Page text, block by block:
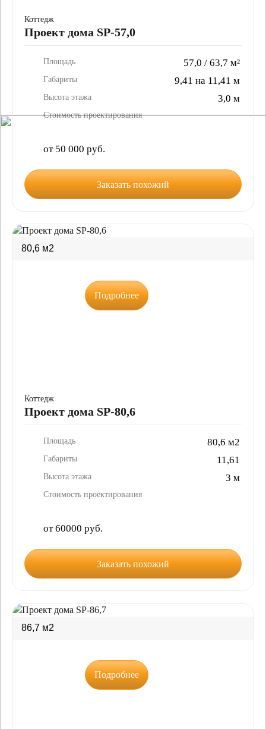
Коттедж
Проект дома SP-57,0
Площадь 57,0 / 63,7 м²
Габариты 9,41 на 11,41 м
Высота этажа 3,0 м
Стоимость проектирования
от 50 000 руб.
Заказать похожий
Подробнее
80,6 м2
Коттедж
Проект дома SP-80,6
Площадь 80,6 м2
Габариты 11,61
Высота этажа 3 м
Стоимость проектирования
от 60000 руб.
Заказать похожий
Подробнее
86,7 м2